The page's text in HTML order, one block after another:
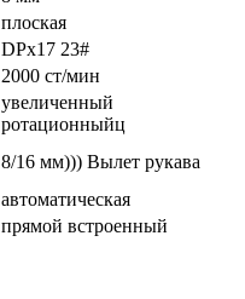
плоская
DРx17 23#
2000 ст/мин
увеличенный
ротационныйц
8/16 мм))) Вылет рукава
автоматическая
прямой встроенный